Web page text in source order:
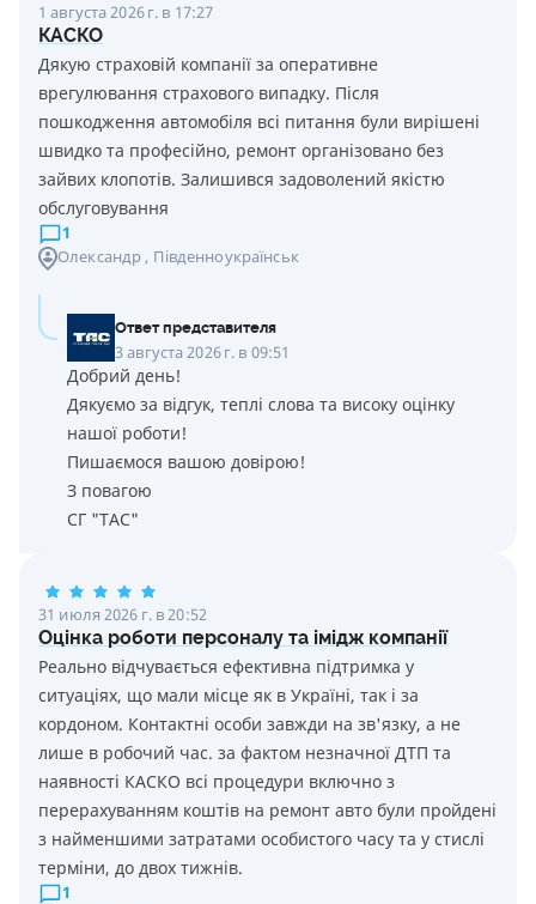
1 августа 2026 г. в 17:27
КАСКО
Дякую страховій компанії за оперативне
врегулювання страхового випадку. Після
пошкодження автомобіля всі питання були вирішені
швидко та професійно, ремонт організовано без
зайвих клопотів. Залишився задоволений якістю
обслуговування
1
Олександр , Південноукраїнськ
Ответ представителя
3 августа 2026 г. в 09:51
Добрий день!
Дякуємо за відгук, теплі слова та високу оцінку
нашої роботи!
Пишаємося вашою довірою!
З повагою
СГ "ТАС"
31 июля 2026 г. в 20:52
Оцінка роботи персоналу та імідж компанії
Реально відчувається ефективна підтримка у
ситуаціях, що мали місце як в Україні, так і за
кордоном. Контактні особи завжди на зв'язку, а не
лише в робочий час. за фактом незначної ДТП та
наявності КАСКО всі процедури включно з
перерахуванням коштів на ремонт авто були пройдені
з найменшими затратами особистого часу та у стислі
терміни, до двох тижнів.
1